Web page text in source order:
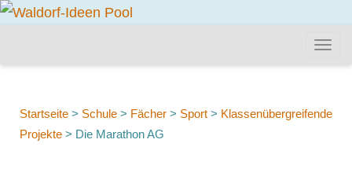
Startseite > Schule > Fächer > Sport > Klassenübergreifende
Projekte > Die Marathon AG